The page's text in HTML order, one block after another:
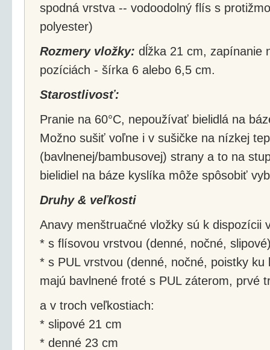
spodná vrstva -- vodoodolný flís s
polyester)
Rozmery vložky: dĺžka 21 cm, zapínanie
pozíciách - šírka 6 alebo 6,5 cm.
Starostlivosť:
Pranie na 60°C, nepoužívať bielidlá na
Možno sušiť voľne i v sušičke na nízkej
(bavlnenej/bambusovej) strany a to na
bielidiel na báze kyslíka môže spôsobiť
Druhy & veľkosti
Anavy menštruačné vložky sú k dispozícii
* s flísovou vrstvou (denné, nočné,
* s PUL vrstvou (denné, nočné, poistky
majú bavlnené froté s PUL záterom, prvé
a v troch veľkostiach:
* slipové 21 cm
* denné 23 cm